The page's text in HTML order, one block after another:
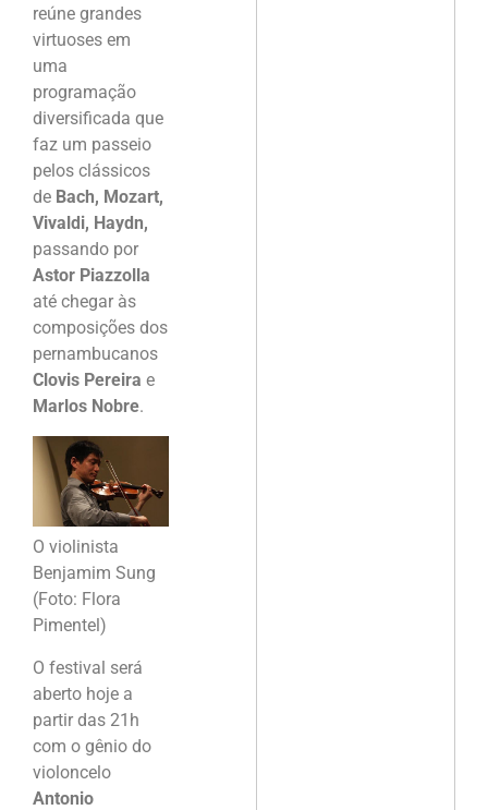
reúne grandes
virtuoses em
uma
programação
diversificada que
faz um passeio
pelos clássicos
de Bach, Mozart,
Vivaldi, Haydn,
passando por
Astor Piazzolla
até chegar às
composições dos
pernambucanos
Clovis Pereira e
Marlos Nobre.
O violinista
Benjamim Sung
(Foto: Flora
Pimentel)
O festival será
aberto hoje a
partir das 21h
com o gênio do
violoncelo
Antonio